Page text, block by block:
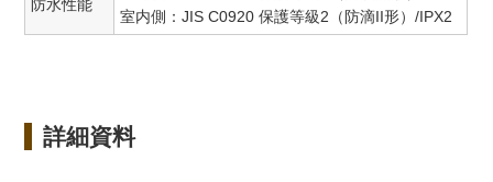
防水性能
室内側：JIS C0920 保護等級2（防滴II形）/IPX2
詳細資料